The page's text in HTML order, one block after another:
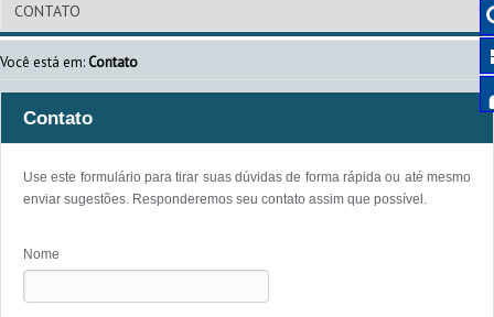
Você está em:Contato
Contato
Use este formulário para tirar suas dúvidas de forma rápida ou até mesmo
enviar sugestões. Responderemos seu contato assim que possível.
Nome